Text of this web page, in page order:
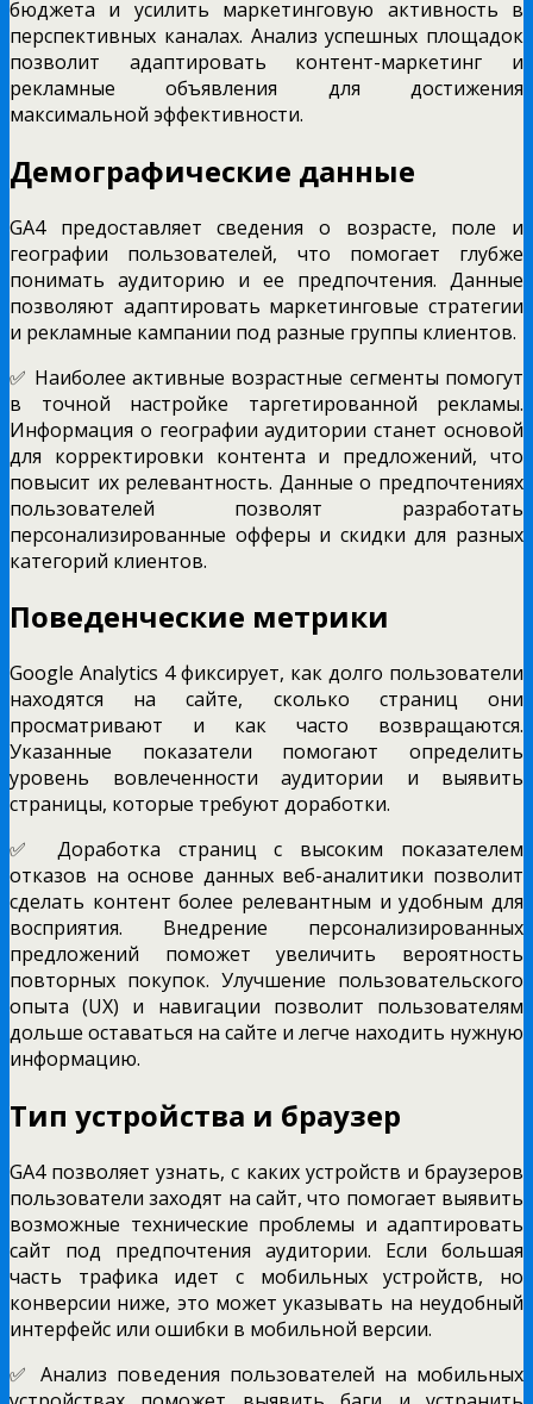
бюджета и усилить маркетинговую активность в
перспективных каналах. Анализ успешных площадок
позволит адаптировать контент-маркетинг и
рекламные объявления для достижения
максимальной эффективности.
Демографические данные
GA4 предоставляет сведения о возрасте, поле и
географии пользователей, что помогает глубже
понимать аудиторию и ее предпочтения. Данные
позволяют адаптировать маркетинговые стратегии
и рекламные кампании под разные группы клиентов.
✅ Наиболее активные возрастные сегменты помогут
в точной настройке таргетированной рекламы.
Информация о географии аудитории станет основой
для корректировки контента и предложений, что
повысит их релевантность. Данные о предпочтениях
пользователей позволят разработать
персонализированные офферы и скидки для разных
категорий клиентов.
Поведенческие метрики
Google Analytics 4 фиксирует, как долго пользователи
находятся на сайте, сколько страниц они
просматривают и как часто возвращаются.
Указанные показатели помогают определить
уровень вовлеченности аудитории и выявить
страницы, которые требуют доработки.
✅ Доработка страниц с высоким показателем
отказов на основе данных веб-аналитики позволит
сделать контент более релевантным и удобным для
восприятия. Внедрение персонализированных
предложений поможет увеличить вероятность
повторных покупок. Улучшение пользовательского
опыта (UX) и навигации позволит пользователям
дольше оставаться на сайте и легче находить нужную
информацию.
Тип устройства и браузер
GA4 позволяет узнать, с каких устройств и браузеров
пользователи заходят на сайт, что помогает выявить
возможные технические проблемы и адаптировать
сайт под предпочтения аудитории. Если большая
часть трафика идет с мобильных устройств, но
конверсии ниже, это может указывать на неудобный
интерфейс или ошибки в мобильной версии.
✅ Анализ поведения пользователей на мобильных